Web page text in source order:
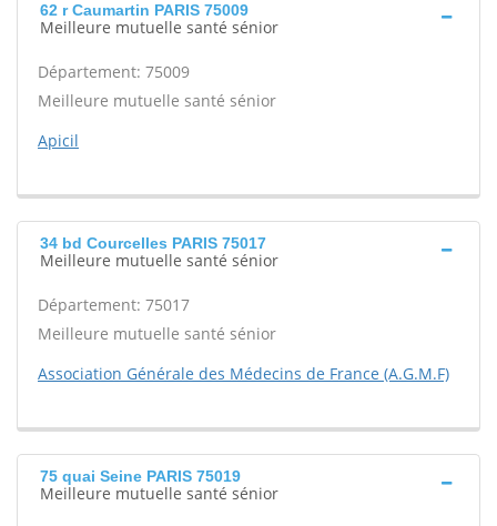
62 r Caumartin PARIS 75009
Meilleure mutuelle santé sénior
Département: 75009
Meilleure mutuelle santé sénior
Apicil
34 bd Courcelles PARIS 75017
Meilleure mutuelle santé sénior
Département: 75017
Meilleure mutuelle santé sénior
Association Générale des Médecins de France (A.G.M.F)
75 quai Seine PARIS 75019
Meilleure mutuelle santé sénior